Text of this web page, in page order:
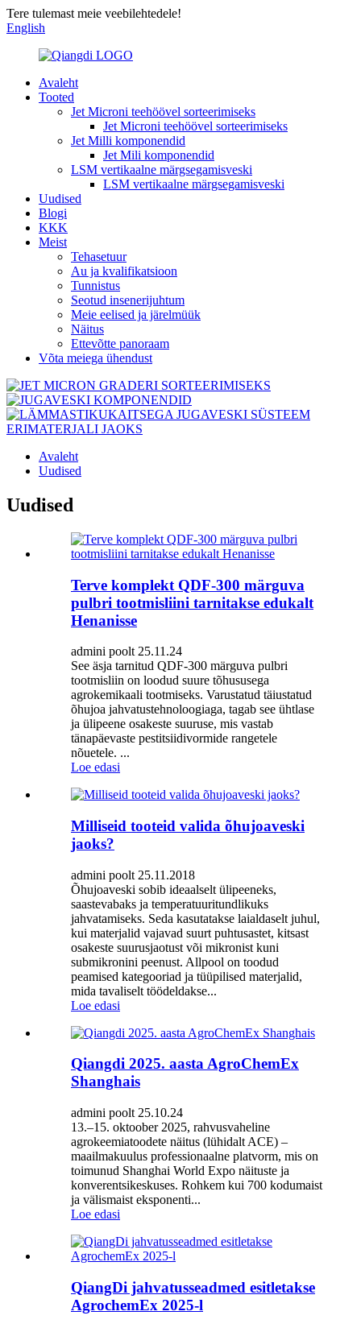
Tere tulemast meie veebilehtedele!
English
Avaleht
Tooted
Jet Microni teehöövel sorteerimiseks
Jet Microni teehöövel sorteerimiseks
Jet Milli komponendid
Jet Mili komponendid
LSM vertikaalne märgsegamisveski
LSM vertikaalne märgsegamisveski
Uudised
Blogi
KKK
Meist
Tehasetuur
Au ja kvalifikatsioon
Tunnistus
Seotud insenerijuhtum
Meie eelised ja järelmüük
Näitus
Ettevõtte panoraam
Võta meiega ühendust
Avaleht
Uudised
Uudised
Terve komplekt QDF-300 märguva
pulbri tootmisliini tarnitakse edukalt
Henanisse
admini poolt 25.11.24
See äsja tarnitud QDF-300 märguva pulbri
tootmisliin on loodud suure tõhususega
agrokemikaali tootmiseks. Varustatud täiustatud
õhujoa jahvatustehnoloogiaga, tagab see ühtlase
ja ülipeene osakeste suuruse, mis vastab
tänapäevaste pestitsiidivormide rangetele
nõuetele. ...
Loe edasi
Milliseid tooteid valida õhujoaveski
jaoks?
admini poolt 25.11.2018
Õhujoaveski sobib ideaalselt ülipeeneks,
saastevabaks ja temperatuuritundlikuks
jahvatamiseks. Seda kasutatakse laialdaselt juhul,
kui materjalid vajavad suurt puhtusastet, kitsast
osakeste suurusjaotust või mikronist kuni
submikronini peenust. Allpool on toodud
peamised kategooriad ja tüüpilised materjalid,
mida tavaliselt töödeldakse...
Loe edasi
Qiangdi 2025. aasta AgroChemEx
Shanghais
admini poolt 25.10.24
13.–15. oktoober 2025, rahvusvaheline
agrokeemiatoodete näitus (lühidalt ACE) –
maailmakuulus professionaalne platvorm, mis on
toimunud Shanghai World Expo näituste ja
konverentsikeskuses. Rohkem kui 700 kodumaist
ja välismaist eksponenti...
Loe edasi
QiangDi jahvatusseadmed esitletakse
AgrochemEx 2025-l